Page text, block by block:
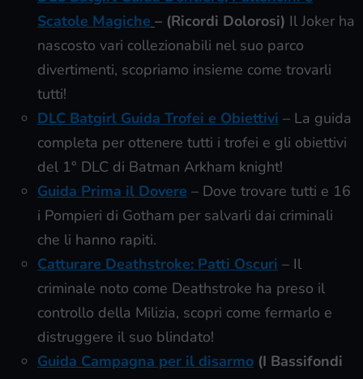
Scatole Magiche – (Ricordi Dolorosi) Il Joker ha
nascosto vari collezionabili nel suo parco
divertimenti, scopriamo insieme come trovarli
tutti!
DLC Batgirl Guida Trofei e Obiettivi – La guida
completa per ottenere tutti i trofei e gli obiettivi
del 1° DLC di Batman Arkham knight!
Guida Prima il Dovere – Dove trovare tutti e 16
i Pompieri di Gotham per salvarli dai criminali
che li hanno rapiti.
Catturare Deathstroke: Patti Oscuri – Il
criminale noto come Deathstroke ha preso il
controllo della Milizia, scopri come fermarlo e
distruggere il suo blindato!
Guida Campagna per il disarmo (I Bassifondi